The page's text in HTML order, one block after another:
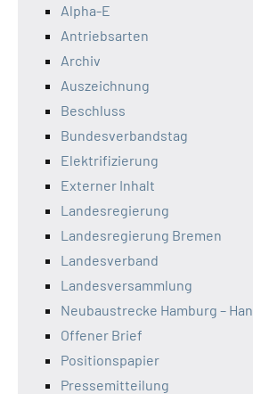
Alpha-E
Antriebsarten
Archiv
Auszeichnung
Beschluss
Bundesverbandstag
Elektrifizierung
Externer Inhalt
Landesregierung
Landesregierung Bremen
Landesverband
Landesversammlung
Neubaustrecke Hamburg –
Offener Brief
Positionspapier
Pressemitteilung